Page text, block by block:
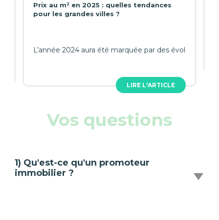
projet d’une vie et imaginer un foyer confortable et
Prix au m² en 2025 : quelles tendances
pour les grandes villes ?
L’année 2024 aura été marquée par des évolutions
LIRE L'ARTICLE
Vos questions
1) Qu'est-ce qu'un promoteur
immobilier ?